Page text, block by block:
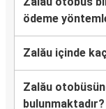
ödeme
Zalău içinde
Zalău
bulunmaktadır?